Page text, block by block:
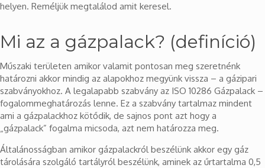
helyen. Reméljük megtalálod amit keresel.
Mi az a gázpalack? (definíció)
Műszaki területen amikor valamit pontosan meg szeretnénk
határozni akkor mindig az alapokhoz megyünk vissza – a gázipari
szabványokhoz. A legalapabb szabvány az ISO 10286 Gázpalack –
fogalommeghatározás lenne. Ez a szabvány tartalmaz mindent
ami a gázpalackhoz kötődik, de sajnos pont azt hogy a
„gázpalack” fogalma micsoda, azt nem határozza meg.
Általánosságban amikor gázpalackról beszélünk akkor egy gáz
tárolására szolgáló tartályról beszélünk, aminek az űrtartalma 0,5